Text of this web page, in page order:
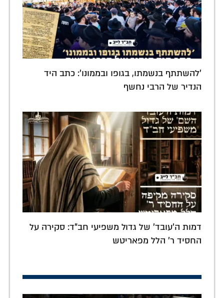
'להשתתף בנשמתו, בגופו ובממונו': כתב היד
הנדיר של הרבי נחשף
דמות ה'עובד' של גדול משפיעי חב"ד: סקירה על
החסיד ר' הלל מפאריטש